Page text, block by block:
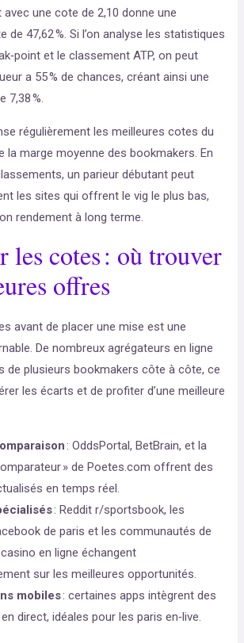
avec une cote de 2,10 donne une
de 47,62 %. Si l’on analyse les statistiques
et le classement ATP, on peut
a 55 % de chances, créant ainsi une
7,38 %.
régulièrement les meilleures cotes du
la marge moyenne des bookmakers. En
un parieur débutant peut
les sites qui offrent le vig le plus bas,
rendement à long terme.
les cotes : où trouver
offres
avant de placer une mise est une
De nombreux agrégateurs en ligne
de plusieurs bookmakers côte à côte, ce
les écarts et de profiter d’une meilleure
: OddsPortal, BetBrain, et la
» de Poetes.com offrent des
en temps réel.
: Reddit r/sportsbook, les
de paris et les communautés de
en ligne échangent
sur les meilleures opportunités.
mobiles: certaines apps intègrent des
direct, idéales pour les paris en‑live.